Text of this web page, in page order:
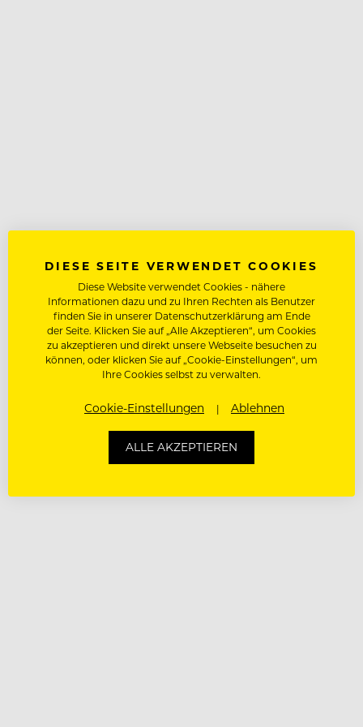
DIESE SEITE VERWENDET COOKIES
Diese Website verwendet Cookies - nähere
Informationen dazu und zu Ihren Rechten als Benutzer
finden Sie in unserer Datenschutzerklärung am Ende
der Seite. Klicken Sie auf „Alle Akzeptieren“, um Cookies
zu akzeptieren und direkt unsere Webseite besuchen zu
können, oder klicken Sie auf „Cookie-Einstellungen“, um
Ihre Cookies selbst zu verwalten.
Cookie-Einstellungen Ablehnen
ALLE AKZEPTIEREN